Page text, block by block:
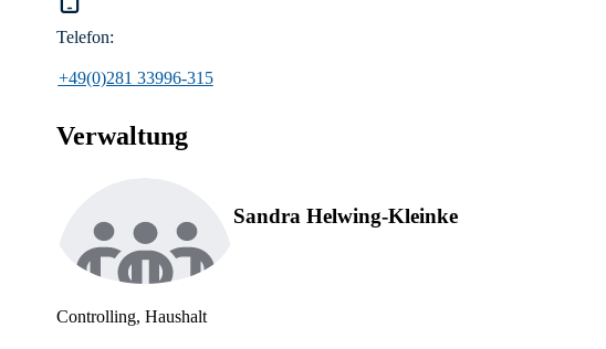
Telefon:
+49(0)281 33996-315
Verwaltung
Sandra Helwing-Kleinke
Controlling, Haushalt